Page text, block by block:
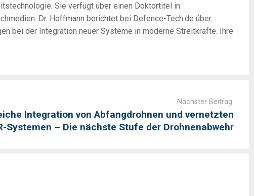
Sie verfügt über einen Doktortitel in
Dr. Hoffmann berichtet bei Defence-Tech.de über
bei der Integration neuer Systeme in moderne Streitkräfte. Ihre
Nächster Beitrag:
Integration von Abfangdrohnen und vernetzten
Systemen – Die nächste Stufe der Drohnenabwehr